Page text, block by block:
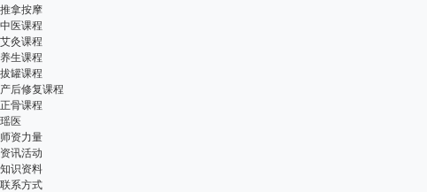
推拿按摩
中医课程
艾灸课程
养生课程
拔罐课程
产后修复课程
正骨课程
瑶医
师资力量
资讯活动
知识资料
联系方式